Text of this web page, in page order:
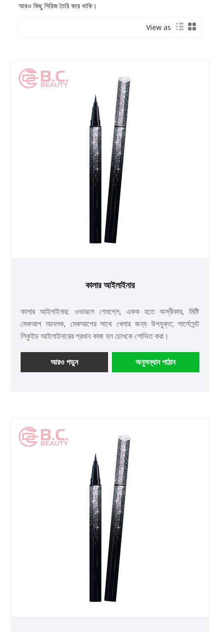
আরও কিছু সিরিজ তৈরি করে থাকি।
View as
কালার আইলাইনার
কালার আইলাইনার: ওভারলে গেমপ্লে, একক হতে অস্বীকার, মিষ্টি
মেকআপ আনলক, মেকআপের সাথে খেলার জন্য উপযুক্ত; পার্লেসেন্ট
লিকুইড আইলাইনারের প্রধান কাজ হল চোখকে শোভিত করা।
আরও পড়ুন অনুসন্ধান পাঠান